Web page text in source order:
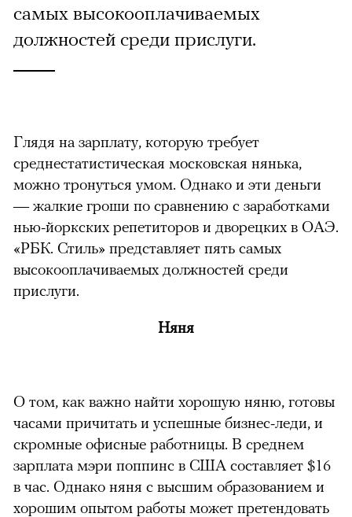
самых высокооплачиваемых
должностей среди прислуги.
Глядя на зарплату, которую требует
среднестатистическая московская нянька,
можно тронуться умом. Однако и эти деньги
— жалкие гроши по сравнению с заработками
нью-йоркских репетиторов и дворецких в ОАЭ.
«РБК. Стиль» представляет пять самых
высокооплачиваемых должностей среди
прислуги.
Няня
О том, как важно найти хорошую няню, готовы
часами причитать и успешные бизнес-леди, и
скромные офисные работницы. В среднем
зарплата мэри поппинс в США составляет $16
в час. Однако няня с высшим образованием и
хорошим опытом работы может претендовать